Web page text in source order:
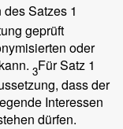
Satzes 1
geprüft
oder
3Für Satz 1
dass der
Interessen
dürfen.